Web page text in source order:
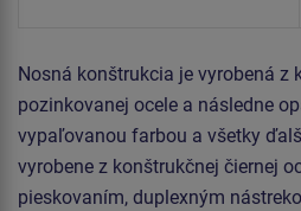
Nosná konštrukcia je vyrobená z
pozinkovanej ocele a následne
vypaľovanou farbou a všetky
vyrobene z konštrukčnej čiernej
pieskovaním, duplexným